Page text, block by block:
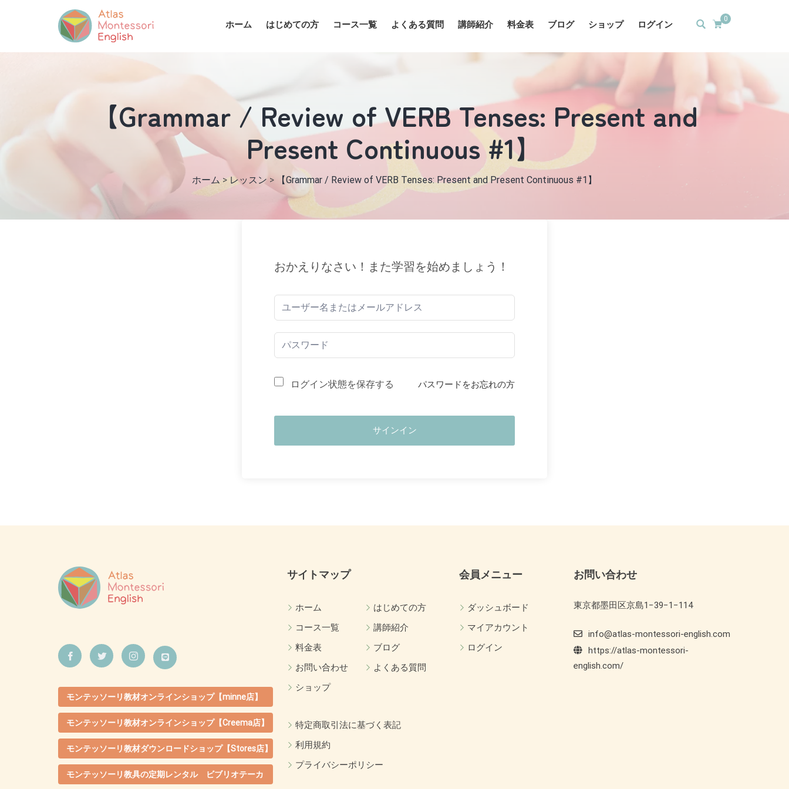
0
ホーム はじめての方 コース一覧 よくある質問 講師紹介 料金表 ブログ ショップ ログイン
【Grammar / Review of VERB Tenses: Present and
Present Continuous #1】
ホーム > レッスン> 【Grammar / Review of VERB Tenses: Present and Present Continuous #1】
おかえりなさい！また学習を始めましょう！
ログイン状態を保存する パスワードをお忘れの方
サインイン
モンテッソーリ教材オンラインショップ【minne店】
モンテッソーリ教材オンラインショップ【Creema店】
モンテッソーリ教材ダウンロードショップ【Stores店】
モンテッソーリ教具の定期レンタル ビブリオテーカ
サイトマップ
ホーム
はじめての方
コース一覧
講師紹介
料金表
ブログ
お問い合わせ
よくある質問
ショップ
特定商取引法に基づく表記
利用規約
プライバシーポリシー
会員メニュー
ダッシュボード
マイアカウント
ログイン
お問い合わせ
東京都墨田区京島1−39−1−114
info@atlas-montessori-english.com
https://atlas-montessori-
english.com/